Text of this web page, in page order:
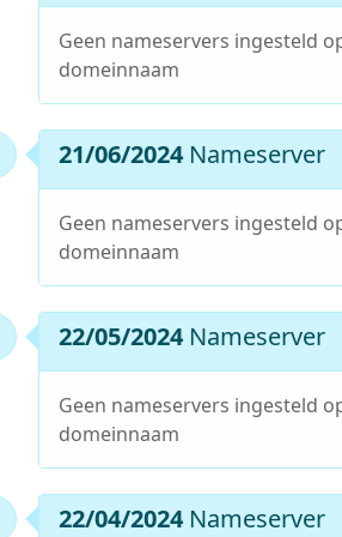
Geen nameservers ingesteld
domeinnaam
21/06/2024 Nameserver
Geen nameservers ingesteld
domeinnaam
22/05/2024 Nameserver
Geen nameservers ingesteld
domeinnaam
22/04/2024 Nameserver